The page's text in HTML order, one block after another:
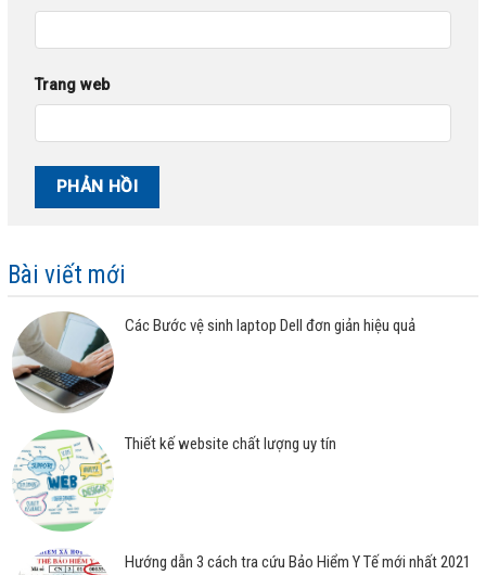
Trang web
Bài viết mới
Các Bước vệ sinh laptop Dell đơn giản hiệu quả
Thiết kế website chất lượng uy tín
Hướng dẫn 3 cách tra cứu Bảo Hiểm Y Tế mới nhất 2021